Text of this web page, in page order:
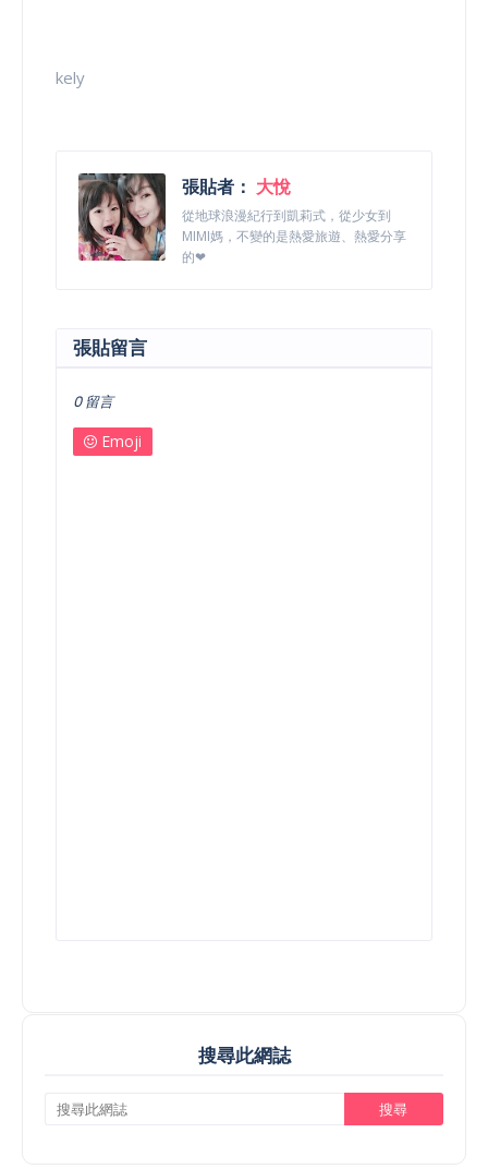
kely
張貼者： 大悅
從地球浪漫紀行到凱莉式，從少女到
MIMI媽，不變的是熱愛旅遊、熱愛分享
的❤
張貼留言
0 留言
Emoji
搜尋此網誌